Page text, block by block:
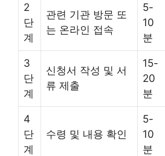
2
단
계
관련 기관 방문 또
는 온라인 접속
5-
10
분
3
단
계
신청서 작성 및 서
류 제출
15-
20
분
4
단
계
수령 및 내용 확인
5-
10
분